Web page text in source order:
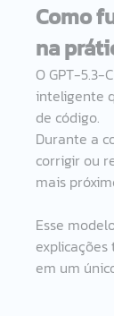
Como
na
O GPT-5.3-
inteligente
de código.
Durante a
corrigir ou
mais
Esse
em um